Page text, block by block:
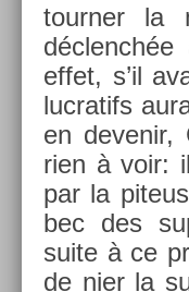
tourn­er la
effet, s’il
luc­ratifs
en de­venir,
rien à voir:
par la
bec des
suite à ce
de nier la